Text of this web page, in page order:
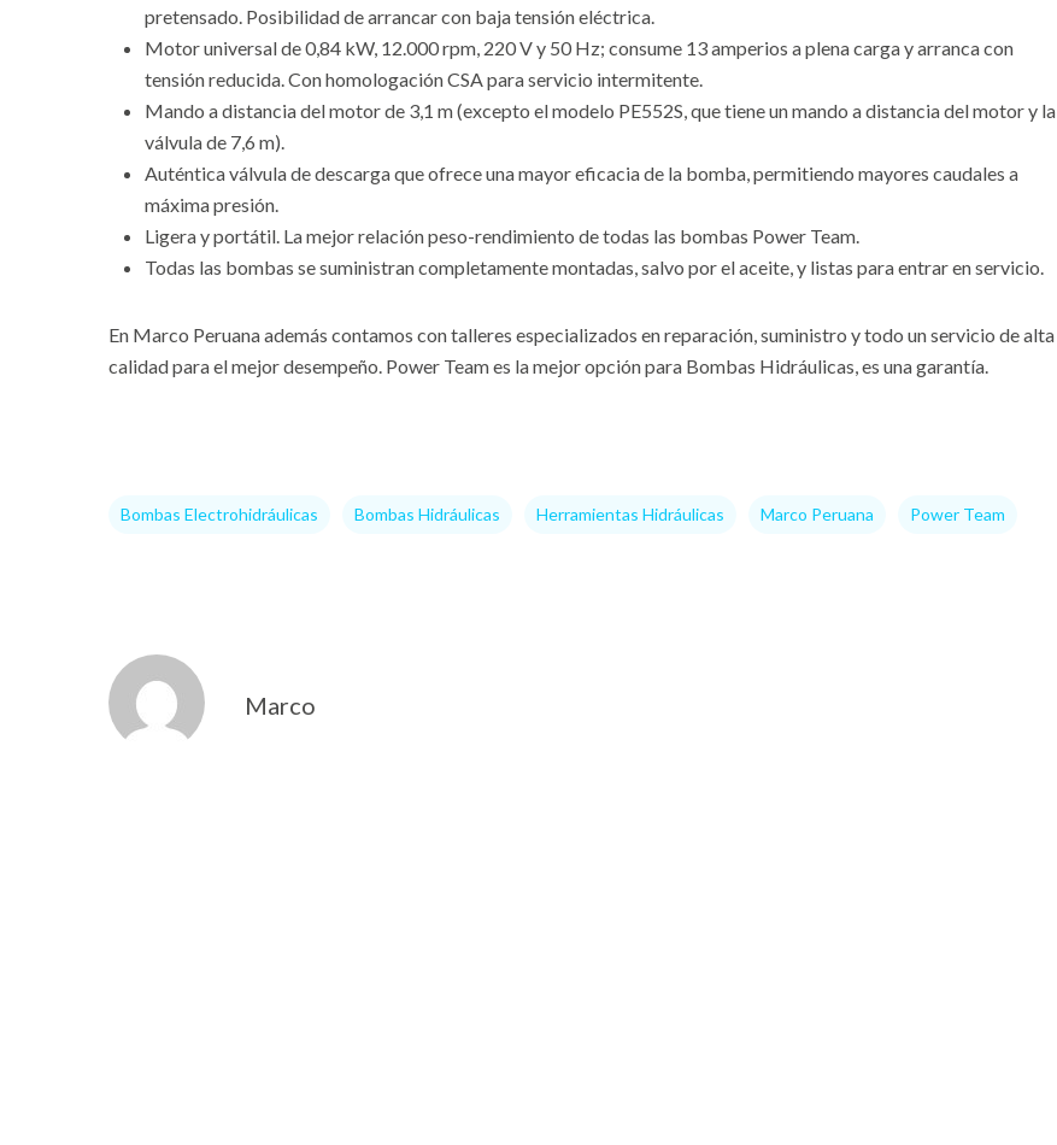
pretensado. Posibilidad de arrancar con baja tensión eléctrica.
Motor universal de 0,84 kW, 12.000 rpm, 220 V y 50 Hz; consume 13 amperios a plena carga y arranca con
tensión reducida. Con homologación CSA para servicio intermitente.
Mando a distancia del motor de 3,1 m (excepto el modelo PE552S, que tiene un mando a distancia del motor y la
válvula de 7,6 m).
Auténtica válvula de descarga que ofrece una mayor eficacia de la bomba, permitiendo mayores caudales a
máxima presión.
Ligera y portátil. La mejor relación peso-rendimiento de todas las bombas Power Team.
Todas las bombas se suministran completamente montadas, salvo por el aceite, y listas para entrar en servicio.
En Marco Peruana además contamos con talleres especializados en reparación, suministro y todo un servicio de alta
calidad para el mejor desempeño. Power Team es la mejor opción para Bombas Hidráulicas, es una garantía.
Bombas Electrohidráulicas Bombas Hidráulicas Herramientas Hidráulicas Marco Peruana Power Team
Marco